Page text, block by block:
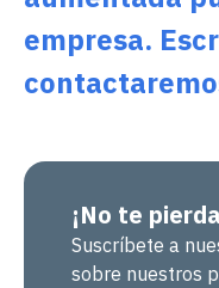
empresa.
¡No te
Suscríbete a
sobre nuestros